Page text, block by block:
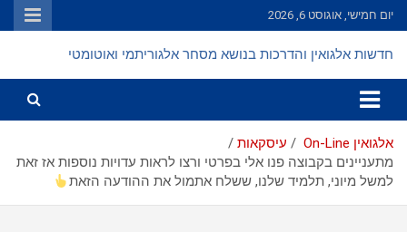
Skip
to
יום חמישי, אוגוסט 6, 2026
חדשות אלגואין והדרכות בנושא מסחר אלגוריתמי ואוטומטי
אלגואין On-Line
עיסקאות
מתעניינים בקבוצה פנו אלי בפרטי ורצו לראות עדויות נוספות אז זאת
למשל מיוני, תלמיד שלנו, ששלח אתמול את ההודעה הזאת